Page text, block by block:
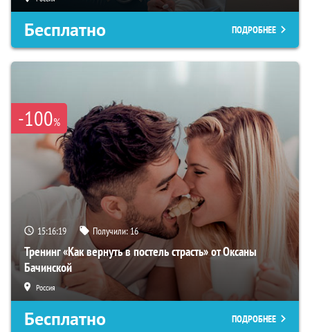
Бесплатно ПОДРОБНЕЕ
-100%
15:16:18 Получили:16
Тренинг «Как вернуть в постель страсть» от Оксаны
Бачинской
Россия
Бесплатно ПОДРОБНЕЕ